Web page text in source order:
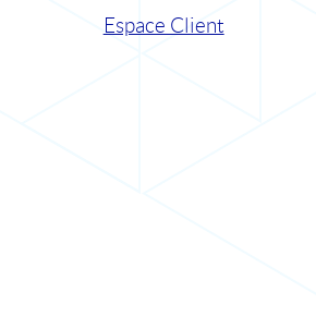
Espace Client